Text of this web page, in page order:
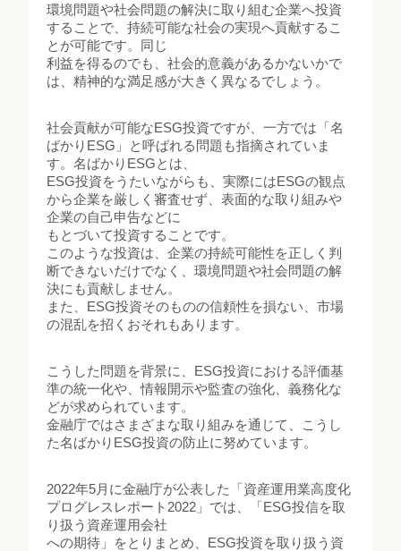
環境問題や社会問題の解決に取り組む企業へ投資
することで、持続可能な社会の実現へ貢献するこ
とが可能です。同じ
利益を得るのでも、社会的意義があるかないかで
は、精神的な満足感が大きく異なるでしょう。
社会貢献が可能なESG投資ですが、一方では「名
ばかりESG」と呼ばれる問題も指摘されていま
す。名ばかりESGとは、
ESG投資をうたいながらも、実際にはESGの観点
から企業を厳しく審査せず、表面的な取り組みや
企業の自己申告などに
もとづいて投資することです。
このような投資は、企業の持続可能性を正しく判
断できないだけでなく、環境問題や社会問題の解
決にも貢献しません。
また、ESG投資そのものの信頼性を損ない、市場
の混乱を招くおそれもあります。
こうした問題を背景に、ESG投資における評価基
準の統一化や、情報開示や監査の強化、義務化な
どが求められています。
金融庁ではさまざまな取り組みを通じて、こうし
た名ばかりESG投資の防止に努めています。
2022年5月に金融庁が公表した「資産運用業高度化
プログレスレポート2022」では、「ESG投信を取
り扱う資産運用会社
への期待」をとりまとめ、ESG投資を取り扱う資